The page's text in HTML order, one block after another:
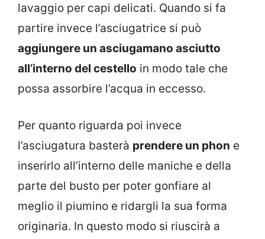
lavaggio per capi delicati. Quando si fa
partire invece l’asciugatrice si può
aggiungere un asciugamano asciutto
all’interno del cestello in modo tale che
possa assorbire l’acqua in eccesso.
Per quanto riguarda poi invece
l’asciugatura basterà prendere un phon e
inserirlo all’interno delle maniche e della
parte del busto per poter gonfiare al
meglio il piumino e ridargli la sua forma
originaria. In questo modo si riuscirà a